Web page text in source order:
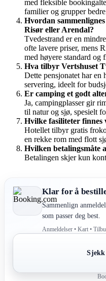
med fleksible
familier og grupper
Hvordan
Risør eller Arendal?
Tvedestrand er en
ofte lavere priser, mens
med høyere standard og
Hva tilbyr Vertshuset
Dette pensjonatet har en
servering, ideelt for
Er camping et godt
Ja, campingplasser gir
til natur og sjø, spesielt
Hvilke fasiliteter finnes
Hotellet tilbyr gratis
en rekke rom med flott
Hvilken betalingsmåte
Betalingen skjer kun
Klar for å
Sammenlign
som passer deg best.
Anmeldelser • Kart •